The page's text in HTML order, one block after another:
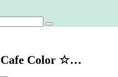
Cafe Color ☆…